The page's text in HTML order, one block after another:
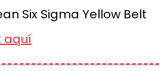
Six Sigma Yellow Belt
aquí